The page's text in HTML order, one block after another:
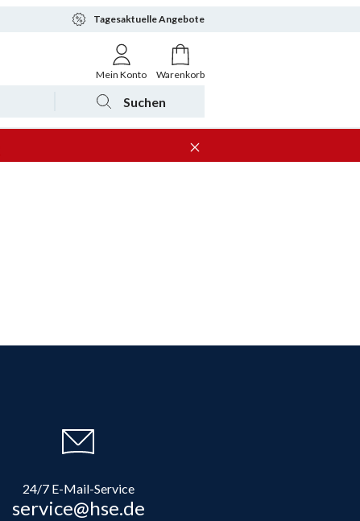
Tagesaktuelle Angebote
Mein Konto Warenkorb
Suchen
24/7 E-Mail-Service
service@hse.de